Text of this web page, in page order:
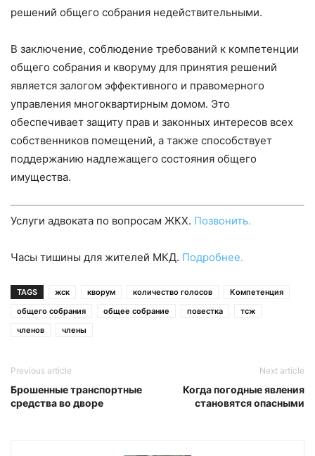
решений общего собрания недействительными.
В заключение, соблюдение требований к компетенции
общего собрания и кворуму для принятия решений
является залогом эффективного и правомерного
управления многоквартирным домом. Это
обеспечивает защиту прав и законных интересов всех
собственников помещений, а также способствует
поддержанию надлежащего состояния общего
имущества.
Услуги адвоката по вопросам ЖКХ. Позвонить.
Часы тишины для жителей МКД. Подробнее.
TAGS жск кворум количество голосов
Компетенция
общего собрания
общее собрание повестка
тсж
членов
члены
Previous article
Брошенные транспортные
средства во дворе
Next article
Когда погодные явления
становятся опасными